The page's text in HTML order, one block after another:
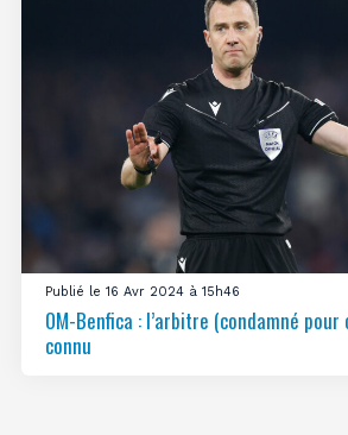
Publié le 16 Avr 2024 à 15h46
OM-Benfica : l’arbitre (condamné
connu